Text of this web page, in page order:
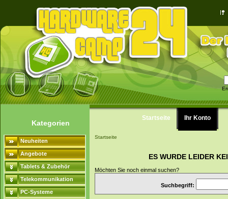
Kategorien
Neuheiten
Angebote
Tablets & Zubehör
Telekommunikation
PC-Systeme
Startseite Ihr Konto
Startseite
ES WURDE LEIDER
Möchten Sie noch einmal suchen?
Suchbegriff: